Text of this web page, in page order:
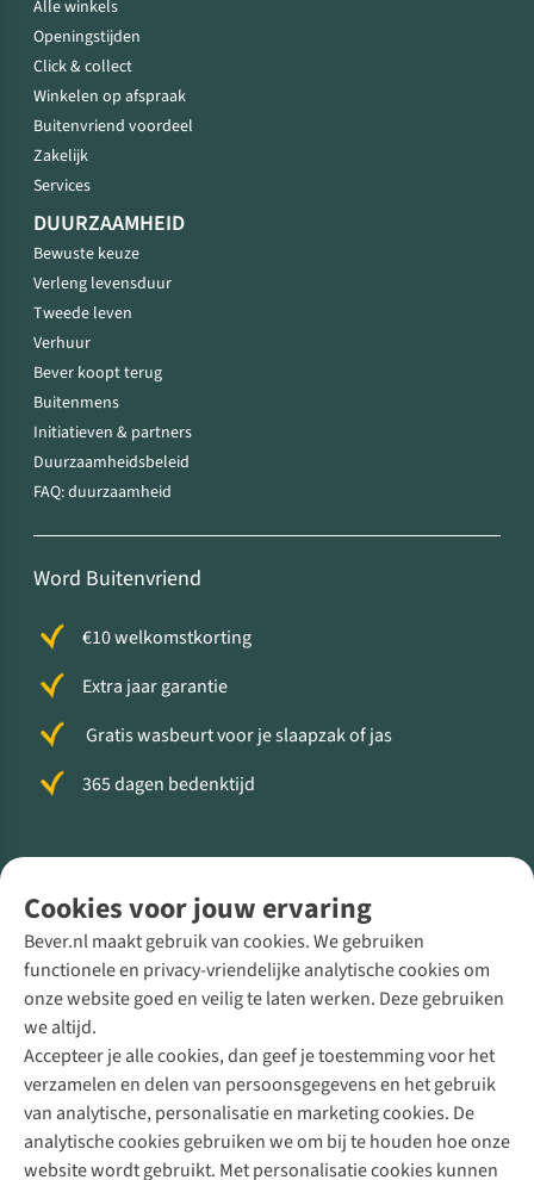
Cookies voor jouw ervaring
Bever.nl maakt gebruik van cookies. We gebruiken
functionele en privacy-vriendelijke analytische cookies om
onze website goed en veilig te laten werken. Deze gebruiken
we altijd.
Accepteer je alle cookies, dan geef je toestemming voor het
verzamelen en delen van persoonsgegevens en het gebruik
van analytische, personalisatie en marketing cookies. De
analytische cookies gebruiken we om bij te houden hoe onze
website wordt gebruikt. Met personalisatie cookies kunnen
Alle winkels
Openingstijden
Click & collect
Winkelen op afspraak
Buitenvriend voordeel
Zakelijk
Services
DUURZAAMHEID
Bewuste keuze
Verleng levensduur
Tweede leven
Verhuur
Bever koopt terug
Buitenmens
Initiatieven & partners
Duurzaamheidsbeleid
FAQ: duurzaamheid
Word Buitenvriend
€10 welkomstkorting
Extra jaar garantie
Gratis wasbeurt voor je slaapzak of jas
365 dagen bedenktijd
Direct advies van een Buitenexpert
+31 (0)85 888 50 88
+31 6 12 28 49 80
Contactformulier